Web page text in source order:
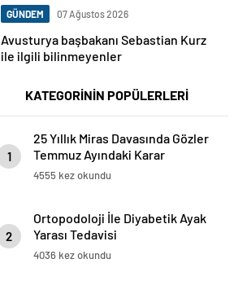
GÜNDEM 07 Ağustos 2026
Avusturya başbakanı Sebastian Kurz
ile ilgili bilinmeyenler
KATEGORİNİN POPÜLERLERİ
1
25 Yıllık Miras Davasında Gözler
Temmuz Ayındaki Karar
Duruşmasına Çevrildi
4555 kez okundu
2
Ortopodoloji İle Diyabetik Ayak
Yarası Tedavisi
4036 kez okundu